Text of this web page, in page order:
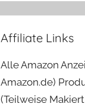
Affiliate Links
Alle Amazon
Amazon.de)
(Teilweise